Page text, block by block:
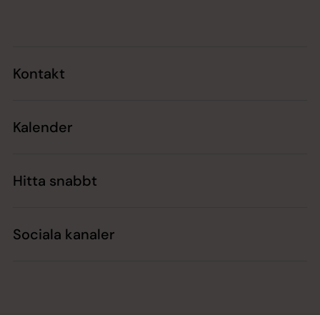
Kontakt
Kalender
Hitta snabbt
Sociala kanaler